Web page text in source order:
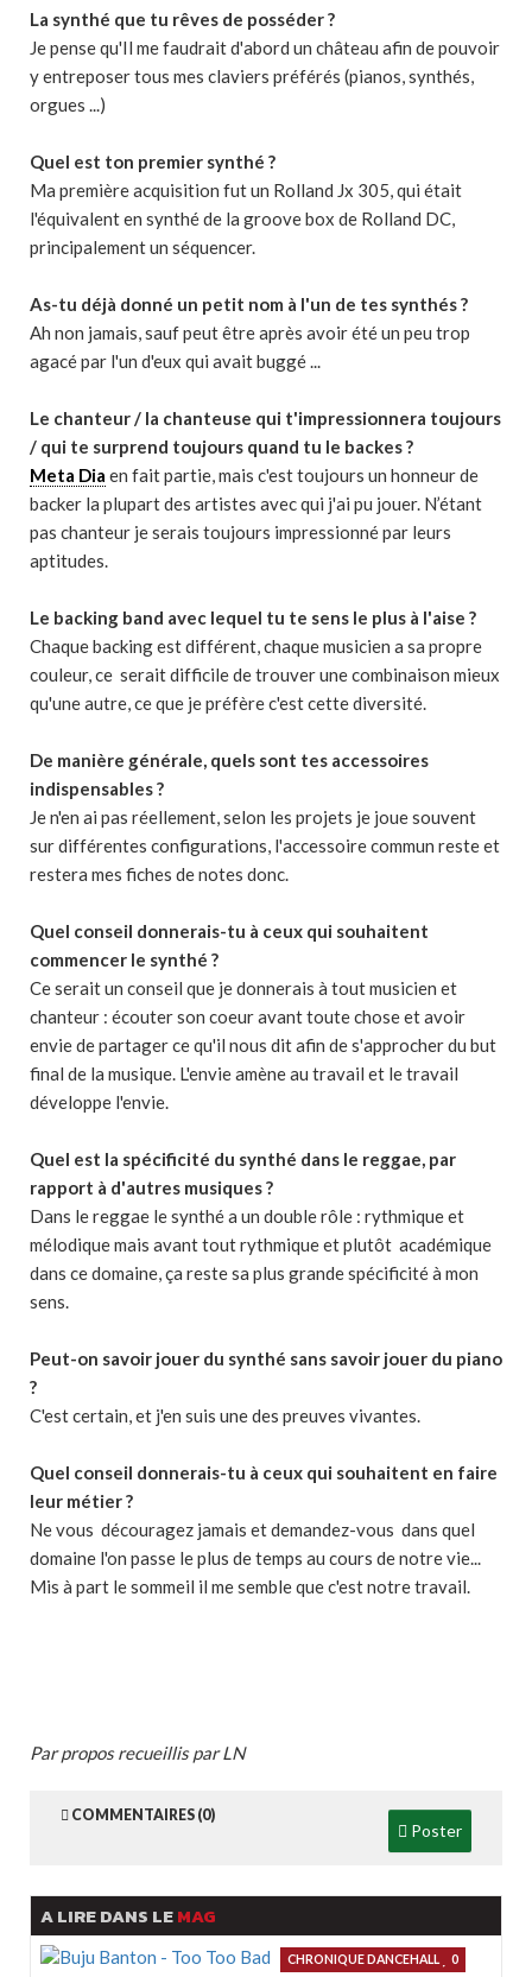
La synthé que tu rêves de posséder ?
Je pense qu'Il me faudrait d'abord un château afin de pouvoir
y entreposer tous mes claviers préférés (pianos, synthés,
orgues ...)
Quel est ton premier synthé ?
Ma première acquisition fut un Rolland Jx 305, qui était
l'équivalent en synthé de la groove box de Rolland DC,
principalement un séquencer.
As-tu déjà donné un petit nom à l'un de tes synthés ?
Ah non jamais, sauf peut être après avoir été un peu trop
agacé par l'un d'eux qui avait buggé ...
Le chanteur / la chanteuse qui t'impressionnera toujours
/ qui te surprend toujours quand tu le backes ?
Meta Dia en fait partie, mais c'est toujours un honneur de
backer la plupart des artistes avec qui j'ai pu jouer. N’étant
pas chanteur je serais toujours impressionné par leurs
aptitudes.
Le backing band avec lequel tu te sens le plus à l'aise ?
Chaque backing est différent, chaque musicien a sa propre
couleur, ce serait difficile de trouver une combinaison mieux
qu'une autre, ce que je préfère c'est cette diversité.
De manière générale, quels sont tes accessoires
indispensables ?
Je n'en ai pas réellement, selon les projets je joue souvent
sur différentes configurations, l'accessoire commun reste et
restera mes fiches de notes donc.
Quel conseil donnerais-tu à ceux qui souhaitent
commencer le synthé ?
Ce serait un conseil que je donnerais à tout musicien et
chanteur : écouter son coeur avant toute chose et avoir
envie de partager ce qu'il nous dit afin de s'approcher du but
final de la musique. L'envie amène au travail et le travail
développe l'envie.
Quel est la spécificité du synthé dans le reggae, par
rapport à d'autres musiques ?
Dans le reggae le synthé a un double rôle : rythmique et
mélodique mais avant tout rythmique et plutôt académique
dans ce domaine, ça reste sa plus grande spécificité à mon
sens.
Peut-on savoir jouer du synthé sans savoir jouer du piano
?
C'est certain, et j'en suis une des preuves vivantes.
Quel conseil donnerais-tu à ceux qui souhaitent en faire
leur métier ?
Ne vous découragez jamais et demandez-vous dans quel
domaine l'on passe le plus de temps au cours de notre vie...
Mis à part le sommeil il me semble que c'est notre travail.
Par propos recueillis par LN
COMMENTAIRES (0)
Poster
A LIRE DANS LEMAG
CHRONIQUE DANCEHALL 0